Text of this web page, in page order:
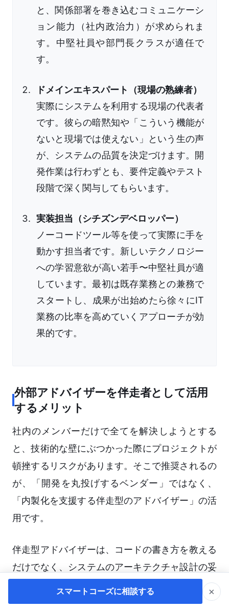
と、関係部署を巻き込むコミュニケーシ
ョン能力（社内政治力）が求められま
す。中堅社員や部門長クラスが適任で
す。
ドメインエキスパート（現場の熟練者）
実際にシステムを利用する現場の代表者
です。彼らの暗黙知や「こういう機能が
ないと現場では使えない」という生の声
が、システムの品質を決定づけます。開
発作業は行わずとも、要件定義やテスト
段階で深く関与してもらいます。
実装担当（シチズンデベロッパー）
ノーコードツール等を使って実際に手を
動かす担当者です。新しいテクノロジー
への学習意欲が高い若手〜中堅社員が適
しています。最初は既存業務との兼務で
スタートし、成果が出始めたら徐々にIT
業務の比率を高めていくアプローチが効
果的です。
外部アドバイザーを伴走者として活用
するメリット
社内のメンバーだけで全てを解決しようとする
と、技術的な壁にぶつかった際にプロジェクトが
頓挫するリスクがあります。そこで推奨されるの
が、「開発を丸投げするベンダー」ではなく、
「内製化を支援する伴走型のアドバイザー」の活
用です。
伴走型アドバイザーは、コードの書き方を教える
だけでなく、システムのアーキテクチャ設計の妥
当性評価、セキュリティリスクの診断、そして何
より「プロジェクトが正しい方向に進んでいる
スマートコーズに相談する ×